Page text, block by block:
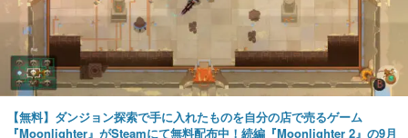
【無料】ダンジョン探索で手に入れたものを自分の店で売るゲーム
『Moonlighter』がSteamにて無料配布中！続編『Moonlighter 2』の9月